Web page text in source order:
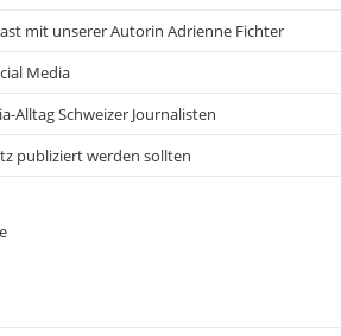
mit unserer Autorin Adrienne Fichter
Media
Alltag Schweizer Journalisten
publiziert werden sollten